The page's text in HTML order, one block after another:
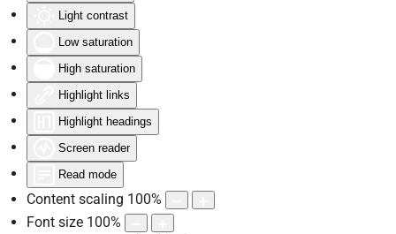
Light contrast
Low saturation
High saturation
Highlight links
Highlight headings
Screen reader
Read mode
Content scaling 100%
Font size 100%